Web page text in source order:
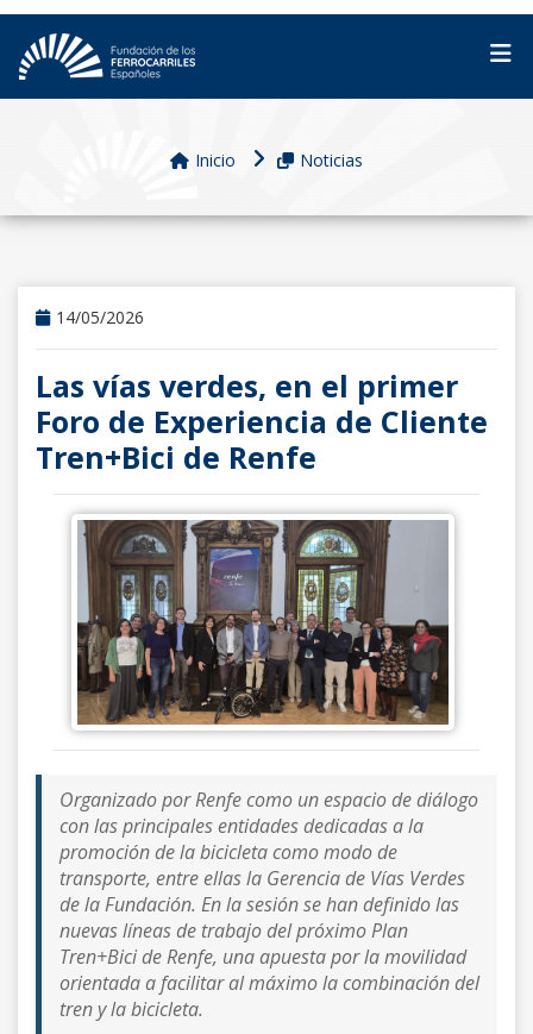
Inicio Noticias
14/05/2026
Las vías verdes, en el primer
Foro de Experiencia de Cliente
Tren+Bici de Renfe
Organizado por Renfe como un espacio de diálogo
con las principales entidades dedicadas a la
promoción de la bicicleta como modo de
transporte, entre ellas la Gerencia de Vías Verdes
de la Fundación. En la sesión se han definido las
nuevas líneas de trabajo del próximo Plan
Tren+Bici de Renfe, una apuesta por la movilidad
orientada a facilitar al máximo la combinación del
tren y la bicicleta.